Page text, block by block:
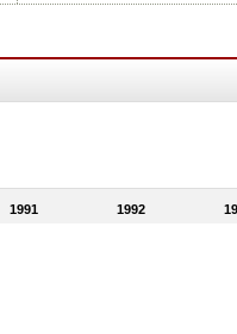
1991 1992